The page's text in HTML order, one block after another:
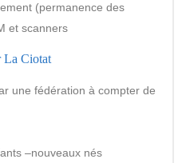
(permanence des
et scanners
La Ciotat
une fédération à compter de
–nouveaux nés